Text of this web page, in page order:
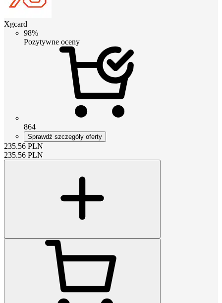
Xgcard
98%
Pozytywne oceny
864
Sprawdź szczegóły oferty
235.56 PLN
235.56 PLN